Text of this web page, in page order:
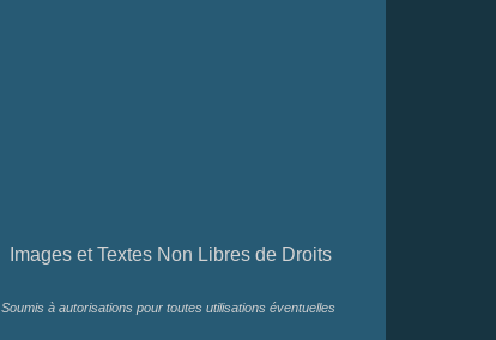
Images et Textes Non Libres de Droits
Soumis à autorisations pour toutes utilisations éventuelles